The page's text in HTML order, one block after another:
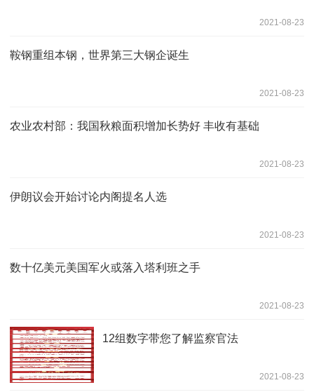
2021-08-23
鞍钢重组本钢，世界第三大钢企诞生
2021-08-23
农业农村部：我国秋粮面积增加长势好 丰收有基础
2021-08-23
伊朗议会开始讨论内阁提名人选
2021-08-23
数十亿美元美国军火或落入塔利班之手
2021-08-23
12组数字带您了解监察官法
2021-08-23